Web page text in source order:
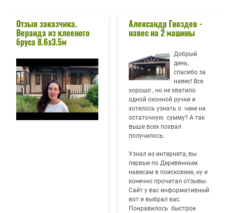
Отзыв заказчика.
Веранда из клееного
бруса 8.6х3.5м
Александр Гвоздев -
навес на 2 машины
Добрый
день,
спасибо за
навес! Все
хорошо , но не хватило
одной оконной ручки и
хотелось узнать о чеке на
остаточную сумму? А так
выше всех похвал
получилось.
Узнал из интернета, вы
первые по Деревянным
навесам в поисковике, ну и
конечно прочитал отзывы.
Сайт у вас информативный
вот и выбрал вас.
Понравилось быстрое